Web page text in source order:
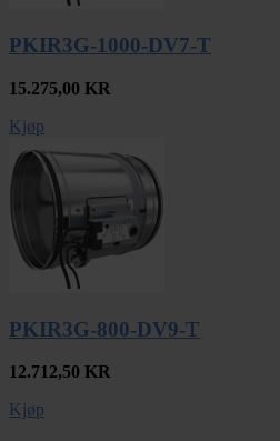
PKIR3G-1000-DV7-T
15.275,00 KR
Kjøp
PKIR3G-800-DV9-T
12.712,50 KR
Kjøp